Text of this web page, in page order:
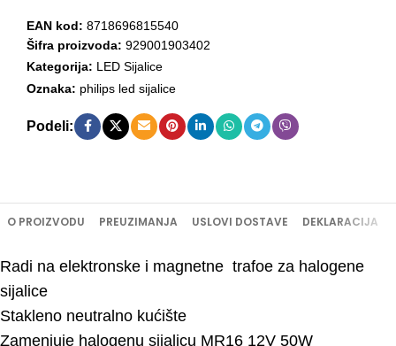
EAN kod: 8718696815540
Šifra proizvoda: 929001903402
Kategorija: LED Sijalice
Oznaka: philips led sijalice
Podeli:
O PROIZVODU PREUZIMANJA USLOVI DOSTAVE DEKLARACIJA
Radi na elektronske i magnetne trafoe za halogene
sijalice
Stakleno neutralno kućište
Zamenjuje halogenu sijalicu MR16 12V 50W